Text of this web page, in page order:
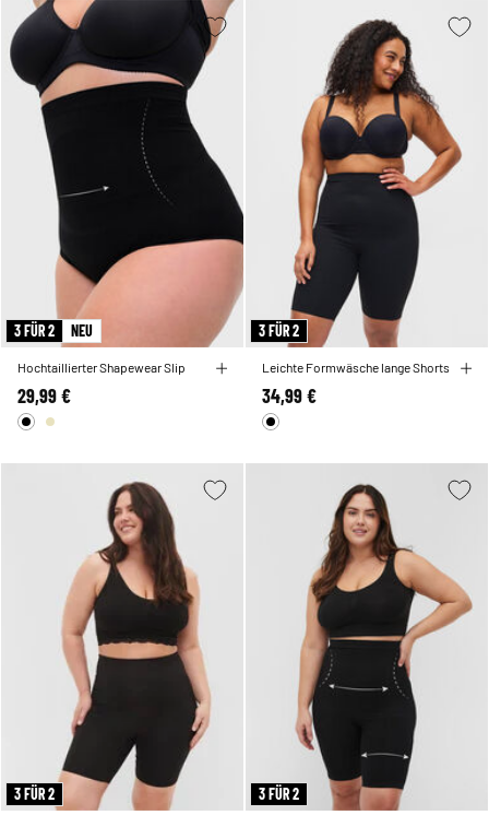
3 FÜR 2 NEU
Hochtaillierter Shapewear Slip
29,99 €
3 FÜR 2
Leichte Formwäsche lange Shorts
34,99 €
3 FÜR 2 3 FÜR 2